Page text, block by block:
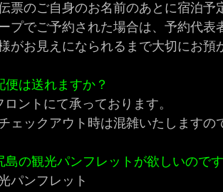
票のご自身のお名前のあとに宿泊
プでご予約された場合は、予約代表
がお見えになられるまで大切にお預
便は送れますか？
ロントにて承っております。
ェックアウト時は混雑いたします
島の観光パンフレットが欲しいので
パンフレット